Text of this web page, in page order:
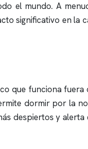
el mundo. A
significativo en la
que funciona fuera
dormir por la
despiertos y alerta